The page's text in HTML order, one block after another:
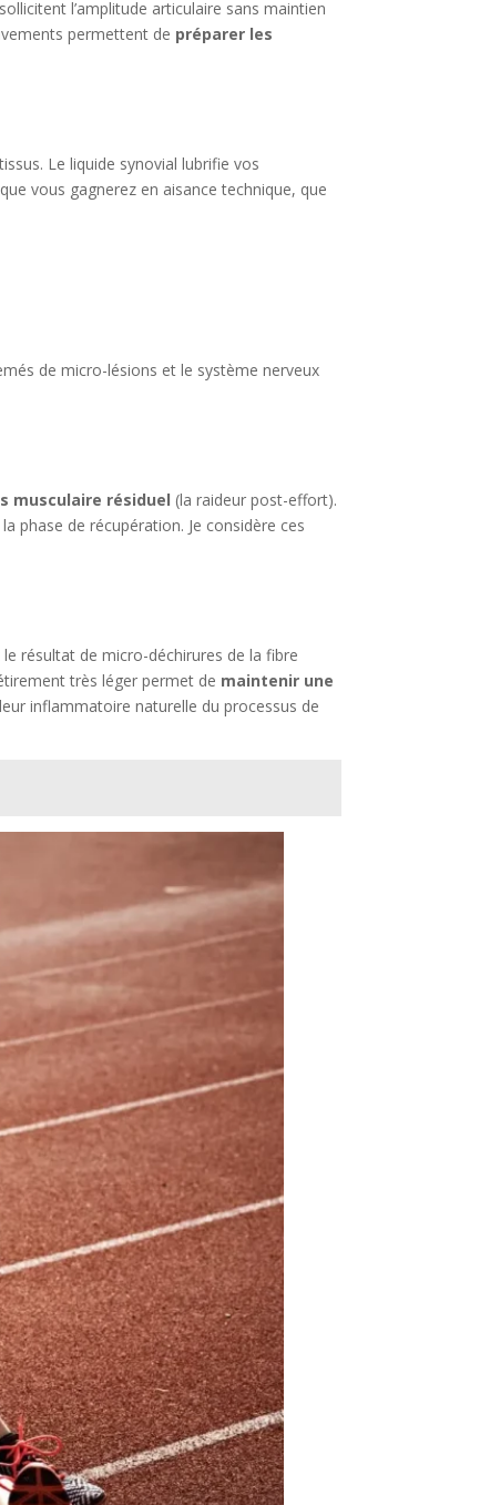
l’amplitude articulaire sans maintien
permettent de préparer les
Le liquide synovial lubrifie vos
vous gagnerez en aisance technique, que
de micro-lésions et le système nerveux
musculaire résiduel (la raideur post-effort).
phase de récupération. Je considère ces
résultat de micro-déchirures de la fibre
très léger permet de maintenir une
inflammatoire naturelle du processus de